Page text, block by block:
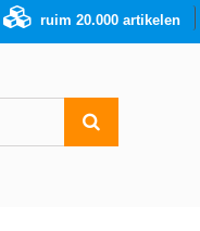
ruim 20.000 artikelen